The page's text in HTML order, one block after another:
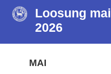
Loosung mai
2026
MAI